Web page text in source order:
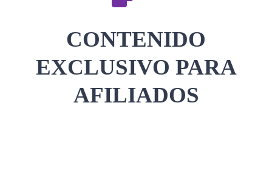
CONTENIDO
EXCLUSIVO PARA
AFILIADOS